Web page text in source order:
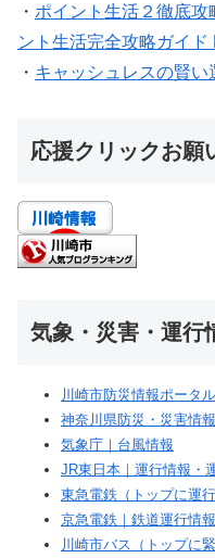
・ ポイント生活２徹底攻
ント生活完全攻略ガイド
・ キャッシュレスの賢
応援クリックお願
気象・災害・運行
川崎市防災情報ポータル
神奈川県防災・災害情報
気象庁｜台風情報
JR東日本｜運行情報・
東急電鉄（トップに運行
京急電鉄｜鉄道運行情報
川崎市バス（トップに